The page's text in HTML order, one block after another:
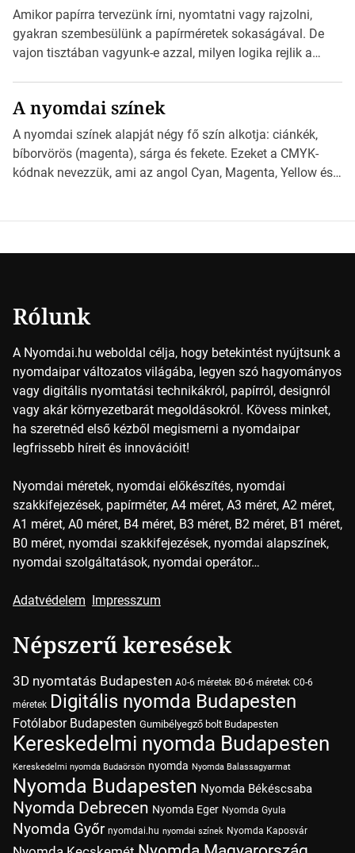
konzultáljunk a nyomdával, mielőtt elkezdjük a nyomdai
előkészítést!Nehogy az elkészült munka után derüljön ki,
hogy valamit másképp kellett volna csinálni! […]
Amikor papírra tervezünk írni, nyomtatni vagy rajzolni,
gyakran szembesülünk a papírméretek sokaságával. De
vajon tisztában vagyunk-e azzal, milyen logika rejlik a
a cikkben a papírméretek izgalmas világába kalauzolunk el
téged, hogy jobban megértsd, milyen szempontok alapján
érdemes választanod a jövőben. Bevezetés a
papírméretek világába A papírméretek […]
A nyomdai színek
A nyomdai színek alapját négy fő szín alkotja: ciánkék,
bíborvörös (magenta), sárga és fekete. Ezeket a CMYK-
kódnak nevezzük, ami az angol Cyan, Magenta, Yellow és
Rólunk
A Nyomdai.hu weboldal célja, hogy betekintést nyújtsunk a
nyomdaipar változatos világába, legyen szó hagyományos
vagy digitális nyomtatási technikákról, papírról, designról
vagy akár környezetbarát megoldásokról. Kövess minket,
ha szeretnéd első kézből megismerni a nyomdaipar
legfrissebb híreit és innovációit!
Nyomdai méretek, nyomdai előkészítés, nyomdai
szakkifejezések, papírméter, A4 méret, A3 méret, A2 méret,
A1 méret, A0 méret, B4 méret, B3 méret, B2 méret, B1 méret,
B0 méret, nyomdai szakkifejezések, nyomdai alapszínek,
nyomdai szolgáltatások, nyomdai operátor…
Adatvédelem Impresszum
Népszerű keresések
3D nyomtatás Budapesten A0-6 méretek B0-6 méretek C0-6
méretek Digitális nyomda Budapesten
Fotólabor Budapesten Gumibélyegző bolt Budapesten
Kereskedelmi nyomda Budapesten
Kereskedelmi nyomda Budaörsön nyomda Nyomda Balassagyarmat
Nyomda Budapesten Nyomda Békéscsaba
Nyomda Debrecen Nyomda Eger Nyomda Gyula
Nyomda Győr nyomdai.hu nyomdai színek Nyomda Kaposvár